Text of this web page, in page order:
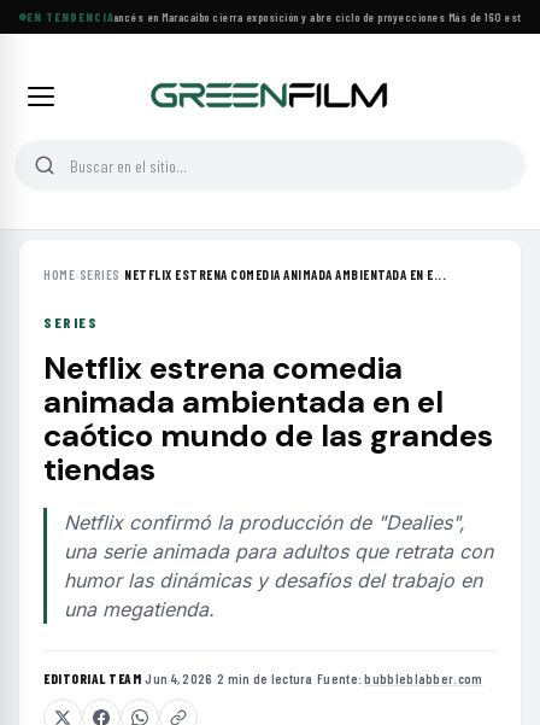
EN TENDENCIA
Festival de Cine Francés en Maracaibo cierra exposición y abre ciclo de proyecciones·Más de 160
HOME› SERIES ›NETFLIX ESTRENA COMEDIA ANIMADA AMBIENTADA EN E...
SERIES
Netflix estrena comedia
animada ambientada en el
caótico mundo de las grandes
tiendas
Netflix confirmó la producción de "Dealies",
una serie animada para adultos que retrata con
humor las dinámicas y desafíos del trabajo en
una megatienda.
EDITORIAL TEAM·Jun 4, 2026 ·2 min de lectura ·Fuente:bubbleblabber.com